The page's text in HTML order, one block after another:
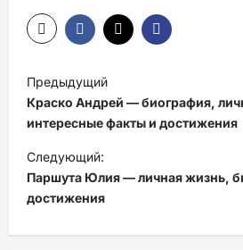
Н
а
в
и
г
а
ц
Предыдущий
Краско Андрей — биография,
интересные факты и достижения
Следующий:
Паршута Юлия — личная жизнь,
достижения